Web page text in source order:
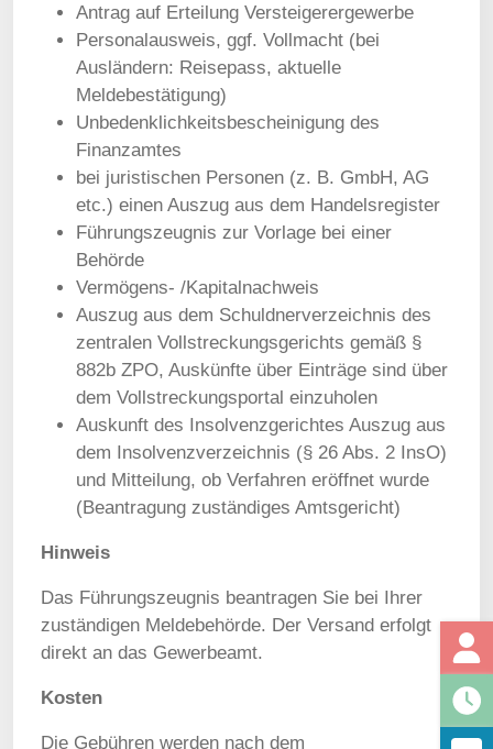
Antrag auf Erteilung Versteigerergewerbe
Personalausweis, ggf. Vollmacht (bei
Ausländern: Reisepass, aktuelle
Meldebestätigung)
Unbedenklichkeitsbescheinigung des
Finanzamtes
bei juristischen Personen (z. B. GmbH, AG
etc.) einen Auszug aus dem Handelsregister
Führungszeugnis zur Vorlage bei einer
Behörde
Vermögens- /Kapitalnachweis
Auszug aus dem Schuldnerverzeichnis des
zentralen Vollstreckungsgerichts gemäß §
882b ZPO, Auskünfte über Einträge sind über
dem Vollstreckungsportal einzuholen
Auskunft des Insolvenzgerichtes Auszug aus
dem Insolvenzverzeichnis (§ 26 Abs. 2 InsO)
und Mitteilung, ob Verfahren eröffnet wurde
(Beantragung zuständiges Amtsgericht)
Hinweis
Das Führungszeugnis beantragen Sie bei Ihrer
zuständigen Meldebehörde. Der Versand erfolgt
direkt an das Gewerbeamt.
Kosten
Die Gebühren werden nach dem